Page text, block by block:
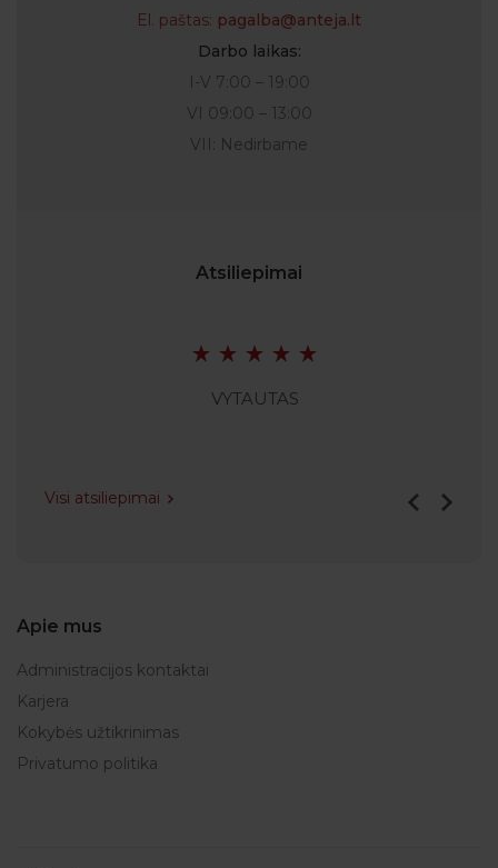
El. paštas: pagalba@anteja.lt
Darbo laikas:
I-V 7:00 – 19:00
VI 09:00 – 13:00
VII: Nedirbame
Atsiliepimai
VYTAUTAS
Visi atsiliepimai
Apie mus
Administracijos kontaktai
Karjera
Kokybės užtikrinimas
Privatumo politika